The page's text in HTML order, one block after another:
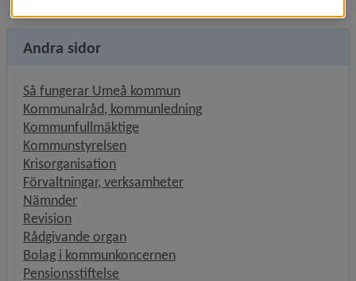
Andra sidor
Så fungerar Umeå kommun
Kommunalråd, kommunledning
Kommunfullmäktige
Kommunstyrelsen
Krisorganisation
Förvaltningar, verksamheter
Nämnder
Revision
Rådgivande organ
Bolag i kommunkoncernen
Pensionsstiftelse